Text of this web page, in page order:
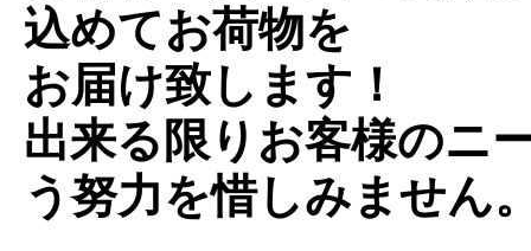
込めてお荷物を
お届け致します！
出来る限りお客様のニ
う努力を惜しみません